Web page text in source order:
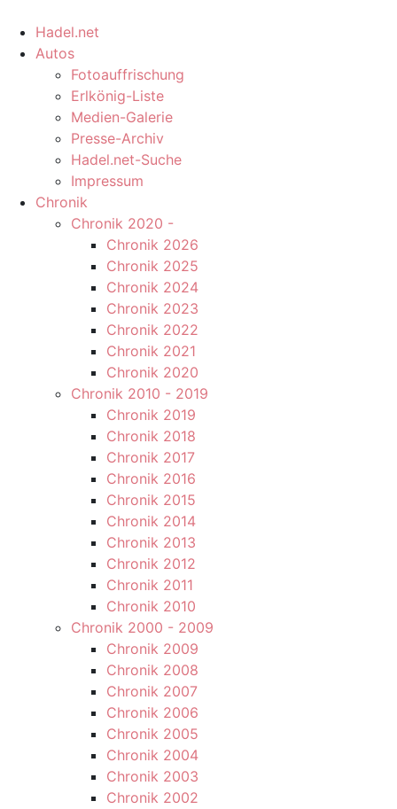
Hadel.net
Autos
Fotoauffrischung
Erlkönig-Liste
Medien-Galerie
Presse-Archiv
Hadel.net-Suche
Impressum
Chronik
Chronik 2020 -
Chronik 2026
Chronik 2025
Chronik 2024
Chronik 2023
Chronik 2022
Chronik 2021
Chronik 2020
Chronik 2010 - 2019
Chronik 2019
Chronik 2018
Chronik 2017
Chronik 2016
Chronik 2015
Chronik 2014
Chronik 2013
Chronik 2012
Chronik 2011
Chronik 2010
Chronik 2000 - 2009
Chronik 2009
Chronik 2008
Chronik 2007
Chronik 2006
Chronik 2005
Chronik 2004
Chronik 2003
Chronik 2002